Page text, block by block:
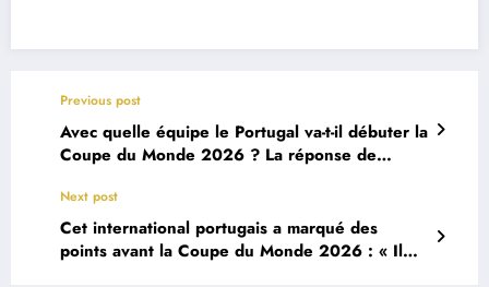
Previous post
Avec quelle équipe le Portugal va-t-il débuter la
Coupe du Monde 2026 ? La réponse de
Next post
Cet international portugais a marqué des
points avant la Coupe du Monde 2026 : « Il